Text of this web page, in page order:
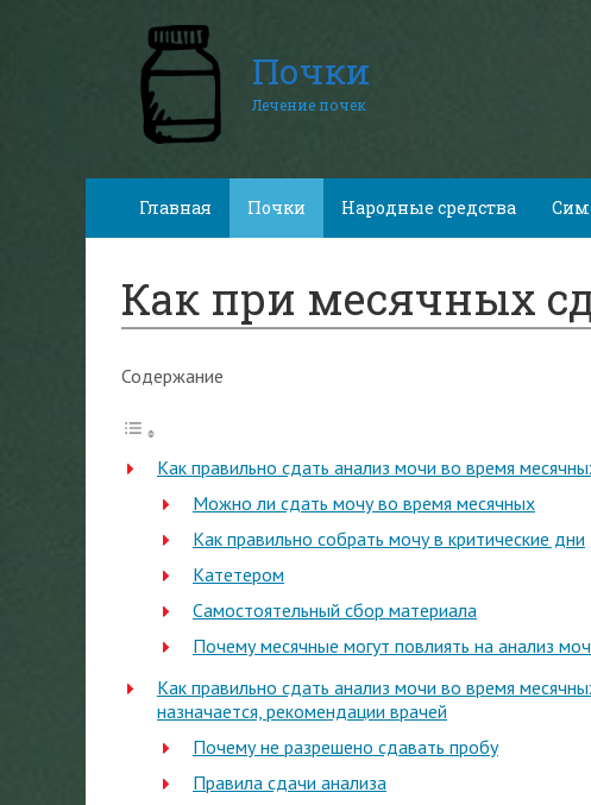
Почки
Лечение почек
Главная Почки Народные средства
Как при месячных
Содержание
Как правильно сдать анализ мочи во время
Можно ли сдать мочу во время месячных
Как правильно собрать мочу в критические дни
Катетером
Самостоятельный сбор материала
Почему месячные могут повлиять на анализ
Как правильно сдать анализ мочи во время
назначается, рекомендации врачей
Почему не разрешено сдавать пробу
Правила сдачи анализа